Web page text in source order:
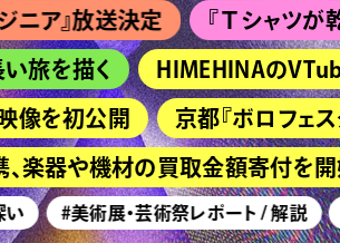
送決定 『Ｔシャツが乾くま
描く HIMEHINAのVTuber初
初公開 京都『ボロフェスタ』
や機材の買取金額寄付を開始
#美術展・芸術祭レポート / 解説 #メ